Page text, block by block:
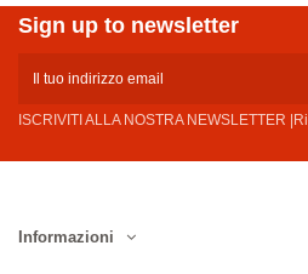
Sign up to newsletter
ISCRIVITI ALLA NOSTRA NEWSLETTER
Informazioni